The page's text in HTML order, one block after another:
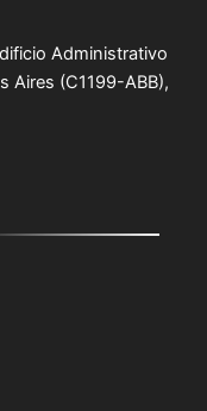
Administrativo
Aires (C1199-ABB),